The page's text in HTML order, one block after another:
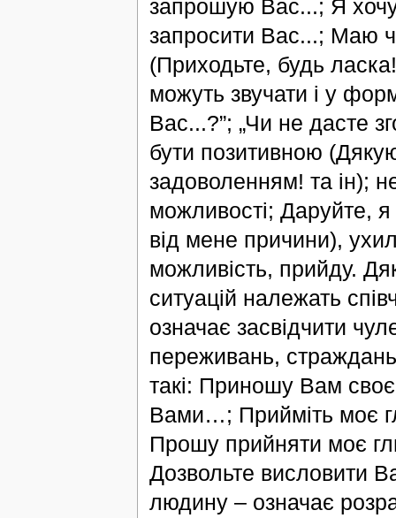
запрошую Вас...; Я
запросити Вас...; Маю
(Приходьте, будь
можуть звучати і у
Вас...?”; „Чи не дасте
бути позитивною
задоволенням! та ін);
можливості; Даруйте,
від мене причини),
можливість, прийду.
ситуацій належать
означає засвідчити
переживань,
такі: Приношу Вам
Вами…; Прийміть моє
Прошу прийняти моє
Дозвольте висловити
людину – означає